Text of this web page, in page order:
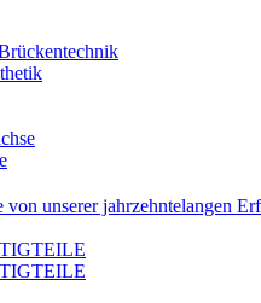
von unserer jahrzehntelangen